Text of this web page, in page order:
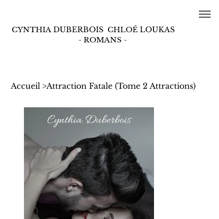
CYNTHIA DUBERBOIS CHLOÉ LOUKAS
- ROMANS -
Accueil >Attraction Fatale (Tome 2 Attractions)